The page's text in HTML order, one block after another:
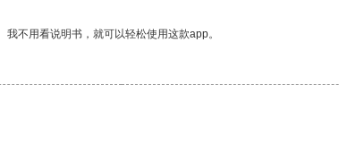
不用看说明书，就可以轻松使用这款app。